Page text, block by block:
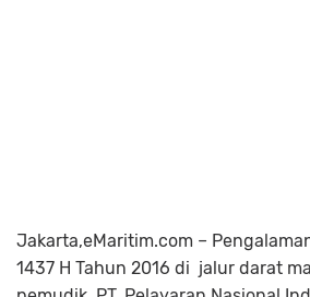
Jakarta,eMaritim.com –
1437 H Tahun 2016 di jalur darat